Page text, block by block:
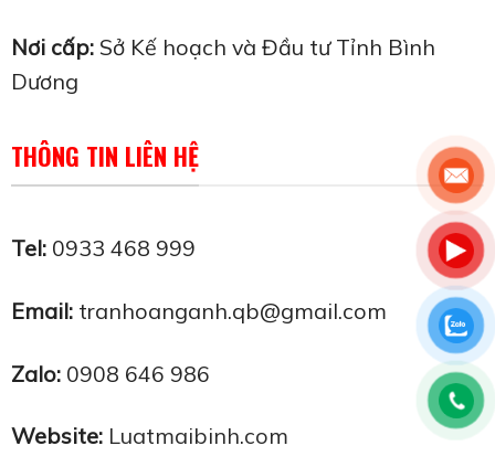
Nơi cấp: Sở Kế hoạch và Đầu tư Tỉnh Bình
Dương
THÔNG TIN LIÊN HỆ
Tel: 0933 468 999
Email: tranhoanganh.qb@gmail.com
Zalo: 0908 646 986
Website: Luatmaibinh.com